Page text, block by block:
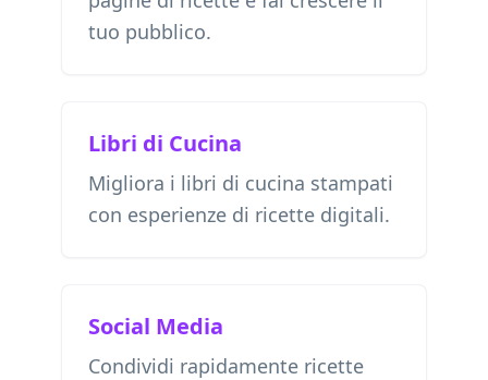
tuo pubblico.
Libri di Cucina
Migliora i libri di cucina stampati
con esperienze di ricette digitali.
Social Media
Condividi rapidamente ricette